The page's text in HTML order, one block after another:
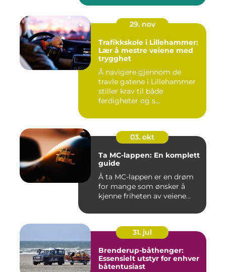
29. nov
Trafikkskole i Lillehammer:
Lær å mestre veiene med
trygghet
Å navigere gjennom de
travle gatene i Lillehammer
stiller krav til både
ferdigheter og s...
03. okt
Ta MC-lappen: En komplett
guide
Å ta MC-lappen er en drøm
for mange som ønsker å
kjenne friheten av veiene...
31. jul
Brenderup-båthenger:
Essensielt utstyr for enhver
båtentusiast